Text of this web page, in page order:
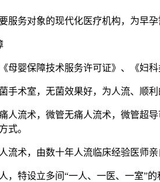
务对象的现代化医疗机构，为早孕
婴保障技术服务许可证》、《妇科
术室，无菌效果好，为人流、顺利
流术，微管无痛人流术，微管超导
式。
术，由数十年人流临床经验医师亲
特设立多间“一人、一医、一室”的